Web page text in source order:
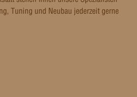
Tuning und Neubau jederzeit gerne